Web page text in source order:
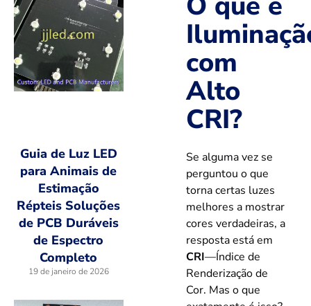
Guia de Luz LED
para Animais de
Estimação
Répteis Soluções
de PCB Duráveis
de Espectro
Completo
19 de janeiro de 2026
com
Alto
CRI?
Se alguma vez se
perguntou o que
torna certas luzes
melhores a mostrar
cores verdadeiras, a
resposta está em
CRI—Índice de
Renderização de
Cor. Mas o que